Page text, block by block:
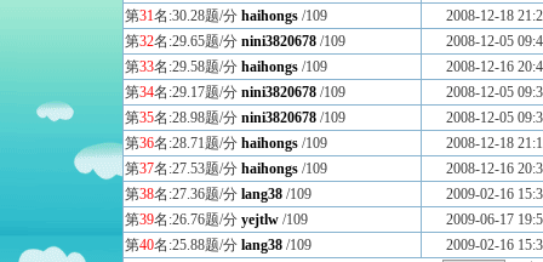
第31名:30.28题/分 haihongs /109
2008-12-18
第32名:29.65题/分 nini3820678 /109
2008-12-05
第33名:29.58题/分 haihongs /109
2008-12-16
第34名:29.17题/分 nini3820678 /109
2008-12-05
第35名:28.98题/分 nini3820678 /109
2008-12-05
第36名:28.71题/分 haihongs /109
2008-12-18
第37名:27.53题/分 haihongs /109
2008-12-16
第38名:27.36题/分 lang38 /109
2009-02-16
第39名:26.76题/分 yejtlw /109
2009-06-17
第40名:25.88题/分 lang38 /109
2009-02-16